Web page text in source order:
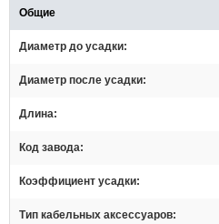
Общие
Диаметр до усадки
Диаметр после усадки
Длина
Код завода
Коэффициент усадки
Тип кабельных аксессуаров